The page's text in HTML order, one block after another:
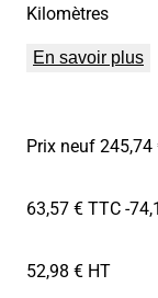
Kilomètres
En savoir plus
Prix neuf 245,74
63,57 € TTC-
52,98 € HT